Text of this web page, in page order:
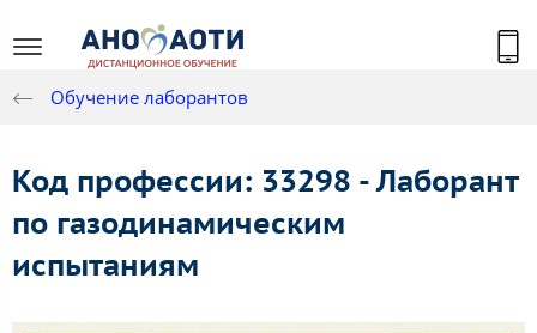
Обучение лаборантов
Код профессии: 33298 - Лаборант
по газодинамическим
испытаниям